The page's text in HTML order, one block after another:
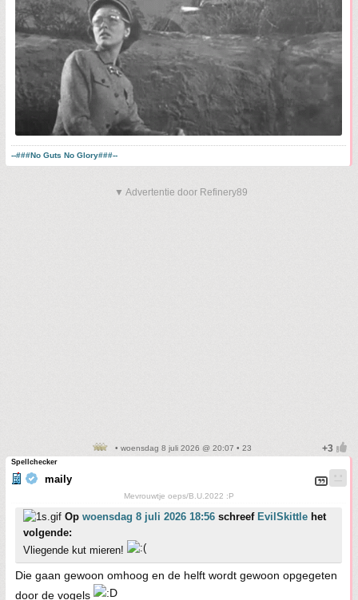
--###No Guts No Glory###--
▼ Advertentie door Refinery89
• woensdag 8 juli 2026 @ 20:07 • 23
Spellchecker
maily
Mevrouwtje oeps/B.U.2022 :P
Op woensdag 8 juli 2026 18:56 schreef EvilSkittle het
volgende:
Vliegende kut mieren!
Die gaan gewoon omhoog en de helft wordt gewoon opgegeten
door de vogels